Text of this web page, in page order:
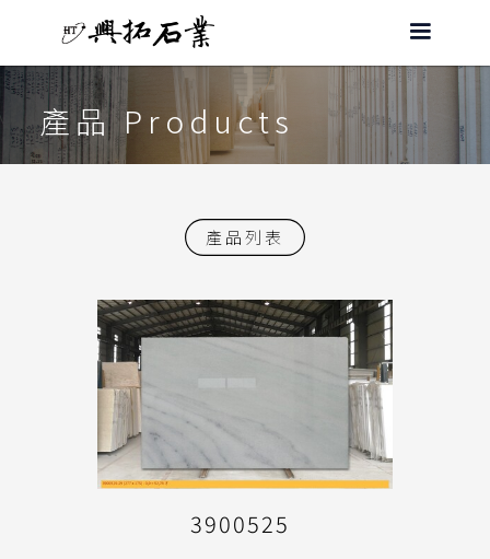
產品 Products
產品列表
3900525